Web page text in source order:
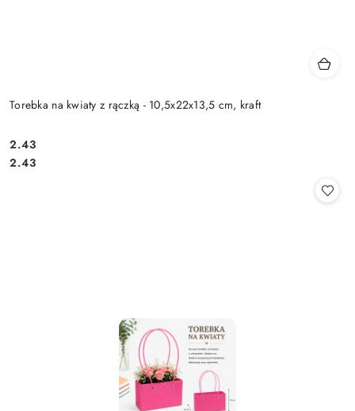
Torebka na kwiaty z rączką - 10,5x22x13,5 cm, kraft
Cena:
2.43
Cena:
2.43